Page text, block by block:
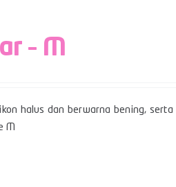
– M
halus dan berwarna bening,
M